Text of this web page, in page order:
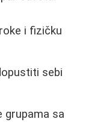
i fizičku
sebi
grupama sa